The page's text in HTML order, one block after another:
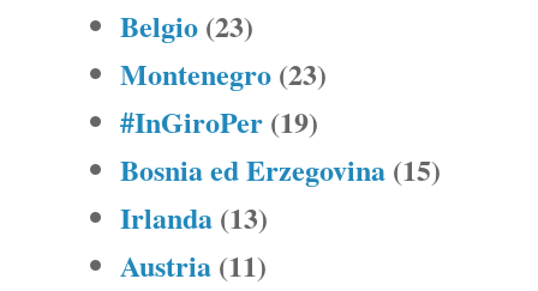
Belgio (23)
Montenegro (23)
#InGiroPer (19)
Bosnia ed Erzegovina (15)
Irlanda (13)
Austria (11)